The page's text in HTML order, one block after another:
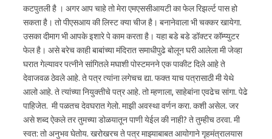
कटपुतली है । अगर आप चाहे तो मेरा एमएससीआयटी का फेल रिझर्ल्ट पास हो
सकता है। तो पीएसआय की लिस्ट क्या चीज है। बनानेवाला भी चक्कर खायेगा.
उसका दीमाग भी आपके इशारे पे काम करता है। यहा बडे बडे डॉक्टर कॉम्प्युटर
फेल है। असे बरेच काही बाबांच्या मंदिरात समाधीपुढे बोलून घरी आलेला मी जेव्हा
घरात गेल्यावर पत्नीने सांगितले मघाशी पोस्टमनने एक पाकीट दिले आहे ते
देवाजवळ ठेवले आहे. ते पत्र त्यांना लगेचच द्या. फक्त याच पत्रासाठी मी येथे
आलो आहे. ते त्यांच्या नियुक्तीचे पत्र आहे. तो म्हणाला, साहेबांना एवढेच सांगा. पेढे
पाहिजेत. मी पळतच देवघरात गेलो. माझी अवस्था वर्णन करा. कशी असेल. जर
असे शब्द ऐकले तर तुमच्या डोळयातून पाणी येईल की नाही? ते तुम्हीच ठरवा. मी
स्वत: तो अनुभव घेतोय. खरोखरच ते पत्र माझ्याबाबत आयोगाने गृहमंत्रालयास